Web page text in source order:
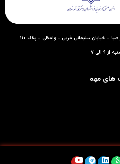
صبا - خیابان سلیمانی غربی - واعظی - پلاک ۱۱۰
۱۷
های مهم